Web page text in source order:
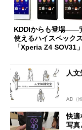
KDDIからも登場――
使えるハイスペック
「Xperia Z4 SOV31」
人
AD（
快
写真